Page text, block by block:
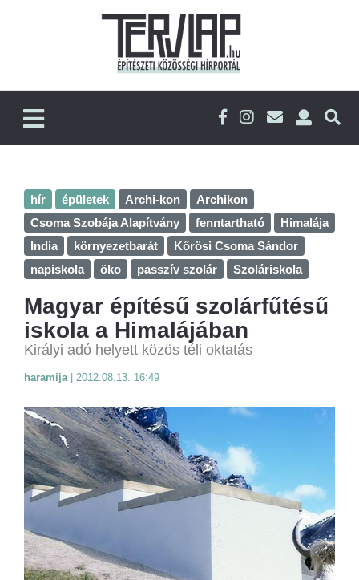
hír épületek Archi-kon
Archikon
Csoma Szobája Alapítvány
fenntartható
Himalája
India
környezetbarát
Kőrösi Csoma Sándor
napiskola
öko passzív szolár Szoláriskola
Magyar építésű szolárfűtésű
iskola a Himalájában
Királyi adó helyett közös téli oktatás
haramija 2012.08.13. 16:49